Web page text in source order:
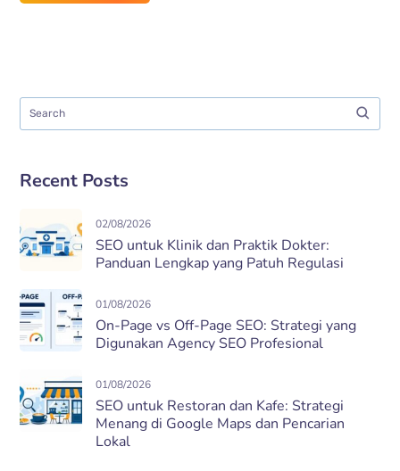
Recent Posts
02/08/2026
SEO untuk Klinik dan Praktik Dokter:
Panduan Lengkap yang Patuh Regulasi
01/08/2026
On-Page vs Off-Page SEO: Strategi yang
Digunakan Agency SEO Profesional
01/08/2026
SEO untuk Restoran dan Kafe: Strategi
Menang di Google Maps dan Pencarian
Lokal